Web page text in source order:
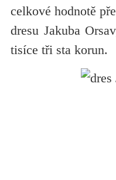
celkové hodnotě
dresu Jakuba
tisíce tři sta korun.